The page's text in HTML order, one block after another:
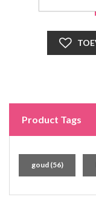
Product Tags
goud (56)